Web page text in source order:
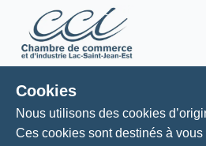
La Chambre
Cookies
Nous utilisons des cookies
Ces cookies sont destinés à